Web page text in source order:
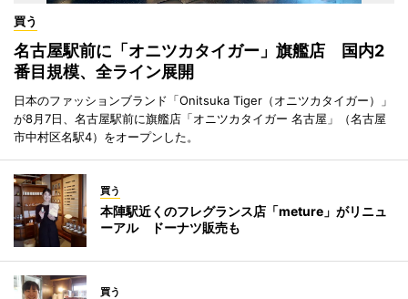
買う
名古屋駅前に「オニツカタイガー」旗艦店 国内2
番目規模、全ライン展開
日本のファッションブランド「Onitsuka Tiger（オニツカタイガー）」
が8月7日、名古屋駅前に旗艦店「オニツカタイガー 名古屋」（名古屋
市中村区名駅4）をオープンした。
買う
本陣駅近くのフレグランス店「meture」がリニュ
ーアル ドーナツ販売も
買う